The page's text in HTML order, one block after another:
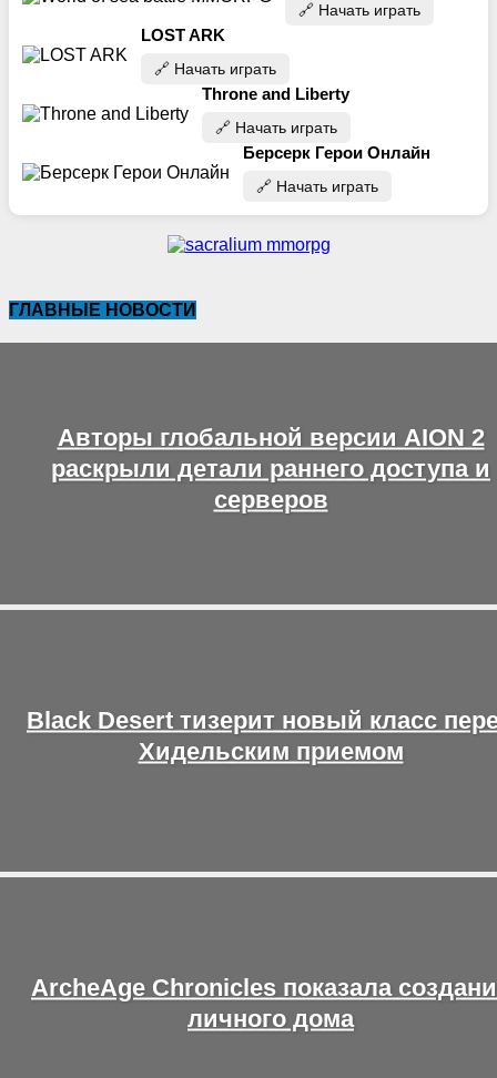
🔗‍️ Начать играть
LOST ARK
🔗‍️ Начать играть
Throne and Liberty
🔗‍️ Начать играть
Берсерк Герои Онлайн
🔗‍️ Начать играть
ГЛАВНЫЕ НОВОСТИ
Авторы глобальной версии AION 2
раскрыли детали раннего доступа и
серверов
Black Desert тизерит новый класс
Хидельским приемом
ArcheAge Chronicles показала
личного дома